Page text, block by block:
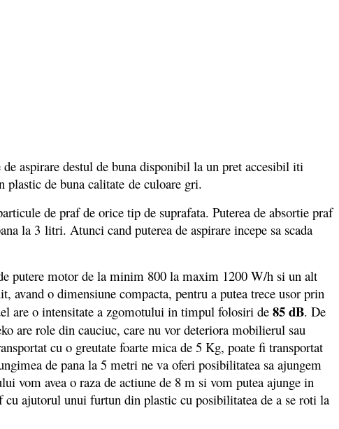
aspirare destul de buna disponibil la un pret accesibil iti
de buna calitate de culoare gri.
de praf de orice tip de suprafata. Puterea de absortie praf
la 3 litri. Atunci cand puterea de aspirare incepe sa scada
putere motor de la minim 800 la maxim 1200 W/h si un alt
avand o dimensiune compacta, pentru a putea trece usor prin
are o intensitate a zgomotului in timpul folosiri de 85 dB. De
are role din cauciuc, care nu vor deteriora mobilierul sau
cu o greutate foarte mica de 5 Kg, poate fi transportat
de pana la 5 metri ne va oferi posibilitatea sa ajungem
vom avea o raza de actiune de 8 m si vom putea ajunge in
cu ajutorul unui furtun din plastic cu posibilitatea de a se roti la